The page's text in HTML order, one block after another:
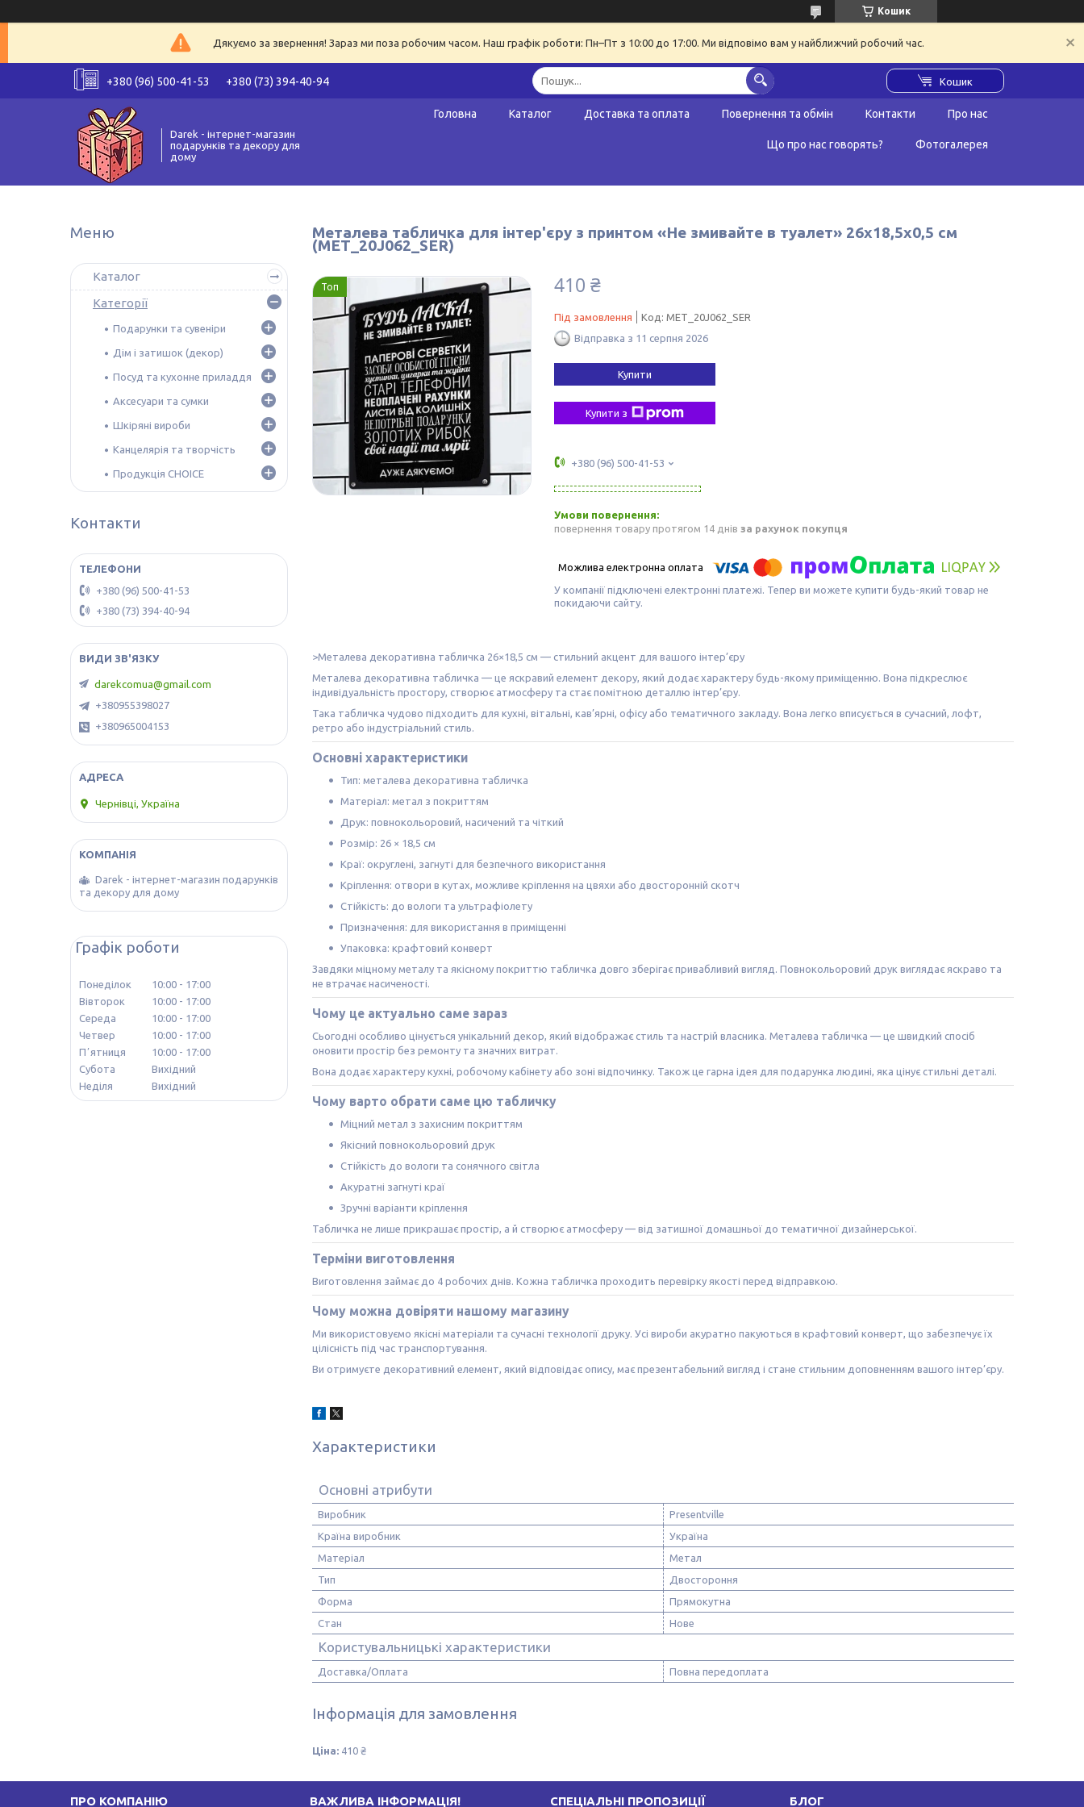
Кошик
Дякуємо за звернення! Зараз ми поза робочим часом. Наш графік роботи: Пн–Пт з 10:00 до 17:00. Ми відповімо вам у найближчий робочий час.
+380 (96) 500-41-53 +380 (73) 394-40-94 Кошик
Darek - інтернет-магазин
подарунків та декору для
дому
Головна Каталог Доставка та оплата Повернення та обмін Контакти Про нас
Що про нас говорять? Фотогалерея
Металева табличка для інтер'єру з принтом «Не змивайте в туалет» 26х18,5х0,5 см
(MET_20J062_SER)
Топ 410 ₴
Під замовлення Код: MET_20J062_SER
Відправка з 11 серпня 2026
Купити
Купити з
+380 (96) 500-41-53
повернення товару протягом 14 днів за рахунок покупця
У компанії підключені електронні платежі. Тепер ви можете купити будь-який товар не
покидаючи сайту.
>Металева декоративна табличка 26×18,5 см — стильний акцент для вашого інтер’єру
Металева декоративна табличка — це яскравий елемент декору, який додає характеру будь-якому приміщенню. Вона підкреслює
індивідуальність простору, створює атмосферу та стає помітною деталлю інтер’єру.
Така табличка чудово підходить для кухні, вітальні, кав’ярні, офісу або тематичного закладу. Вона легко вписується в сучасний, лофт,
ретро або індустріальний стиль.
Основні характеристики
Тип: металева декоративна табличка
Матеріал: метал з покриттям
Друк: повнокольоровий, насичений та чіткий
Розмір: 26 × 18,5 см
Краї: округлені, загнуті для безпечного використання
Кріплення: отвори в кутах, можливе кріплення на цвяхи або двосторонній скотч
Стійкість: до вологи та ультрафіолету
Призначення: для використання в приміщенні
Упаковка: крафтовий конверт
Завдяки міцному металу та якісному покриттю табличка довго зберігає привабливий вигляд. Повнокольоровий друк виглядає яскраво та
не втрачає насиченості.
Чому це актуально саме зараз
Сьогодні особливо цінується унікальний декор, який відображає стиль та настрій власника. Металева табличка — це швидкий спосіб
оновити простір без ремонту та значних витрат.
Вона додає характеру кухні, робочому кабінету або зоні відпочинку. Також це гарна ідея для подарунка людині, яка цінує стильні деталі.
Чому варто обрати саме цю табличку
Міцний метал з захисним покриттям
Якісний повнокольоровий друк
Стійкість до вологи та сонячного світла
Акуратні загнуті краї
Зручні варіанти кріплення
Табличка не лише прикрашає простір, а й створює атмосферу — від затишної домашньої до тематичної дизайнерської.
Терміни виготовлення
Виготовлення займає до 4 робочих днів. Кожна табличка проходить перевірку якості перед відправкою.
Чому можна довіряти нашому магазину
Ми використовуємо якісні матеріали та сучасні технології друку. Усі вироби акуратно пакуються в крафтовий конверт, що забезпечує їх
цілісність під час транспортування.
Ви отримуєте декоративний елемент, який відповідає опису, має презентабельний вигляд і стане стильним доповненням вашого інтер’єру.
Характеристики
Основні атрибути
Виробник
Presentville
Країна виробник
Україна
Матеріал
Метал
Тип
Двостороння
Форма
Прямокутна
Стан
Нове
Користувальницькі характеристики
Доставка/Оплата Повна передоплата
Інформація для замовлення
Ціна: 410 ₴
Каталог
Категорії
Подарунки та сувеніри
Дім і затишок (декор)
Посуд та кухонне приладдя
Аксесуари та сумки
Шкіряні вироби
Канцелярія та творчість
Продукція CHOICE
Контакти
+380 (96) 500-41-53
+380 (73) 394-40-94
darekcomua@gmail.com
+380955398027
+380965004153
Чернівці, Україна
Darek - інтернет-магазин подарунків
та декору для дому
Графік роботи
Понеділок 10:00
17:00
Вівторок
10:00
17:00
Середа
10:00
17:00
Четвер
10:00
17:00
Пʼятниця
10:00
17:00
Субота
Вихідний
Неділя
Вихідний
ПРО КОМПАНІЮ ВАЖЛИВА ІНФОРМАЦІЯ! СПЕЦІАЛЬНІ ПРОПОЗИЦІЇ БЛОГ